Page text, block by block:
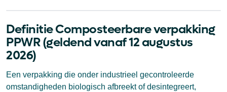
Definitie Composteerbare verpakking
PPWR (geldend vanaf 12 augustus
2026)
Een verpakking die onder industrieel gecontroleerde
omstandigheden biologisch afbreekt of desintegreert,